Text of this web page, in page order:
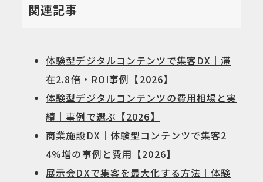
関連記事
体験型デジタルコンテンツで集客DX｜滞
在2.8倍・ROI事例【2026】
体験型デジタルコンテンツの費用相場と実
績｜事例で選ぶ【2026】
商業施設DX｜体験型コンテンツで集客2
4%増の事例と費用【2026】
展示会DXで集客を最大化する方法｜体験